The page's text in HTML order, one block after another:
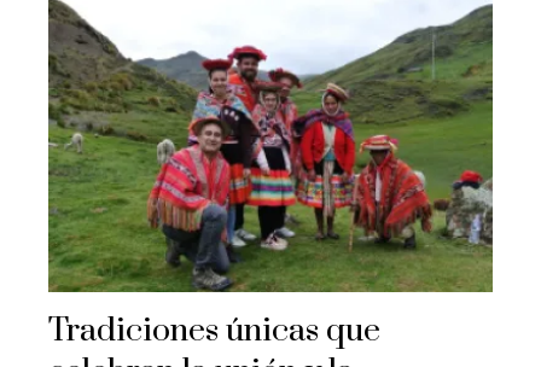
Tradiciones únicas que